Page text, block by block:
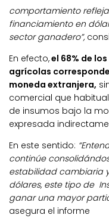
comportamiento
financiamiento en
sector ganadero”,
En efecto,el 68% de
agrícolas
moneda extranjera,
comercial que
de insumos bajo la
expresada
En este sentido:
continúe
estabilidad cambiaria
dólares, este tipo de
ganar una mayor
asegura el informe